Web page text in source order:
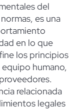
del
es una
en lo que
los principios
humano,
relacionada
legales